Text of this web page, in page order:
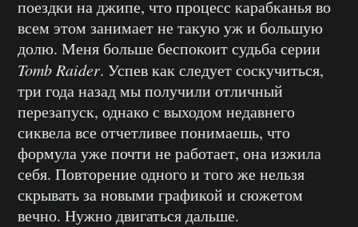
поездки на джипе, что процесс карабканья во
всем этом занимает не такую уж и большую
долю. Меня больше беспокоит судьба серии
Tomb Raider. Успев как следует соскучиться,
три года назад мы получили отличный
перезапуск, однако с выходом недавнего
сиквела все отчетливее понимаешь, что
формула уже почти не работает, она изжила
себя. Повторение одного и того же нельзя
скрывать за новыми графикой и сюжетом
вечно. Нужно двигаться дальше.